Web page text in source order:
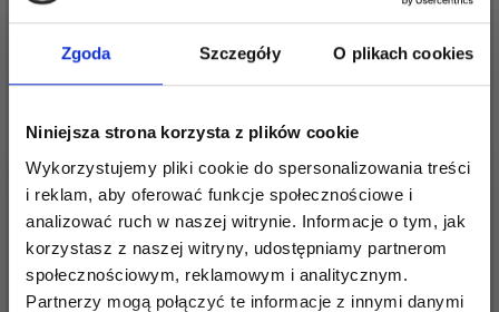
Zgoda Szczegóły O plikach cookies
Niniejsza strona korzysta z plików cookie
Wykorzystujemy pliki cookie do spersonalizowania treści
i reklam, aby oferować funkcje społecznościowe i
analizować ruch w naszej witrynie. Informacje o tym, jak
korzystasz z naszej witryny, udostępniamy partnerom
społecznościowym, reklamowym i analitycznym.
Partnerzy mogą połączyć te informacje z innymi danymi
PRYM WPLATANA NIĆ
ODBLASKOWA 1 MM X
25 M
37,60 zł
NICI DO SZYCIA
HOBBYARTS
3,20 zł